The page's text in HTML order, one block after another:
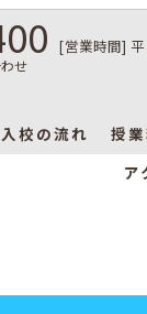
せ
[営業時間]
入校の流れ 授
ア